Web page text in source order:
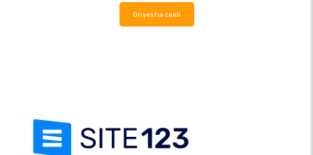
Onyesha zaidi